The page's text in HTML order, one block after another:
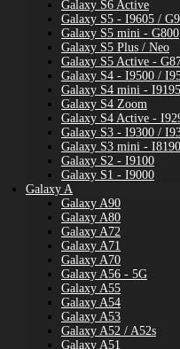
Galaxy S6 Active
Galaxy S5 - I9605 /
Galaxy S5 mini - G800
Galaxy S5 Plus / Neo
Galaxy S5 Active -
Galaxy S4 - I9500 /
Galaxy S4 mini - I9195
Galaxy S4 Zoom
Galaxy S4 Active -
Galaxy S3 - I9300 /
Galaxy S3 mini - I8190
Galaxy S2 - I9100
Galaxy S1 - I9000
Galaxy A
Galaxy A90
Galaxy A80
Galaxy A72
Galaxy A71
Galaxy A70
Galaxy A56 - 5G
Galaxy A55
Galaxy A54
Galaxy A53
Galaxy A52 / A52s
Galaxy A51